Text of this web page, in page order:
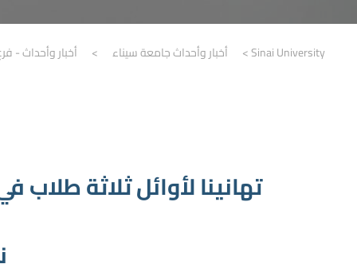
Sinai University
> أخبار وأحداث جامعة سيناء > أخبار وأحداث -
تهانينا لأوائل ثلاثة